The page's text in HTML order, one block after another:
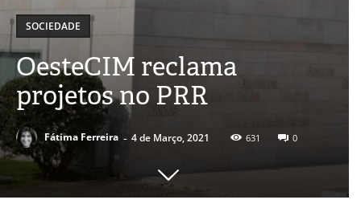
SOCIEDADE
OesteCIM reclama
projetos no PRR
Fátima Ferreira - 4 de Março, 2021 631 0